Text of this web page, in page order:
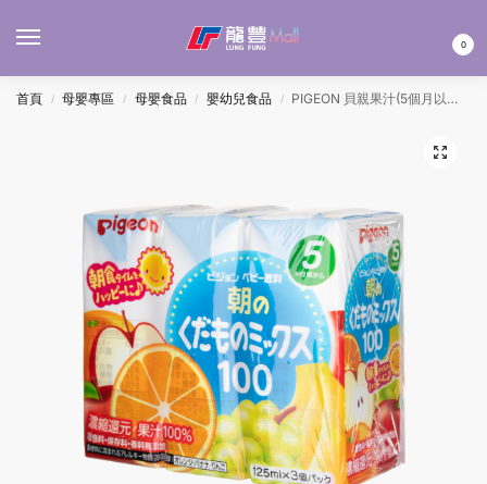
0
首頁 / 母嬰專區 / 母嬰食品 / 嬰幼兒食品 / PIGEON 貝親果汁(5個月以上) – 雜果 125MLx3’S